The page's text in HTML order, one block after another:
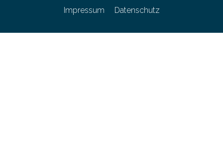
Impressum Datenschutz